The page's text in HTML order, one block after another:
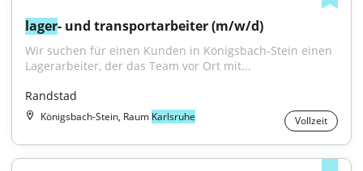
lager- und transportarbeiter (m/w/d)
Wir suchen für einen Kunden in Königsbach-Stein einen
Lagerarbeiter, der das Team vor Ort mit...
Randstad
Königsbach-Stein, Raum Karlsruhe Vollzeit